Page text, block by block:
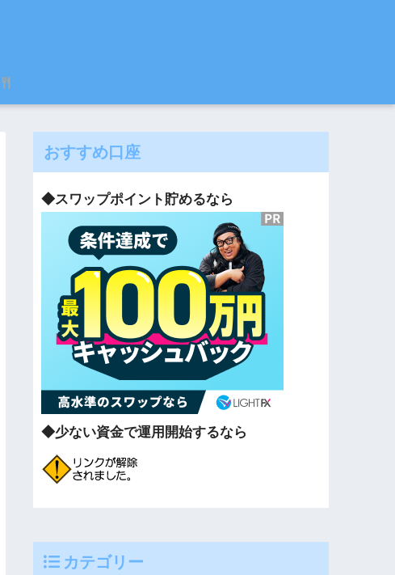
おすすめ口座
◆スワップポイント貯めるなら
◆少ない資金で運用開始するなら
カテゴリー